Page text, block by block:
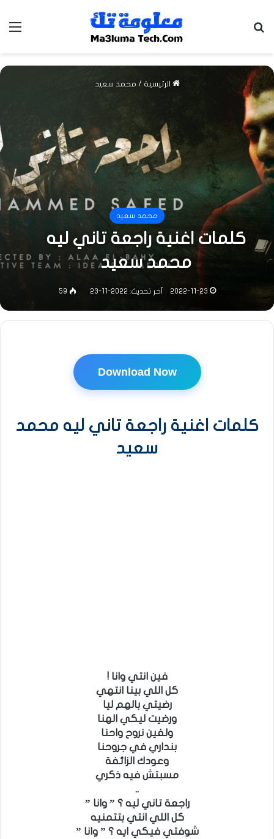
الرئيسية / محمد سعيد
محمد سعيد
كلمات اغنية راجعة تاني ليه
محمد سعيد
2022-11-23 آخر تحديث: 2022-11-23 59
Download Now
كلمات اغنية راجعة تاني ليه محمد
سعيد
فين انتي وانا !
كل اللي بينا انتهي
رضيتي بالهم ليا
ورضيت ليكي الهنا
ولفين نروح واحنا
بنداري في جروحنا
وعودك الزائفة
مسبتش فيه ذكري
..
راجعة تاني ليه ؟ ” وانا ”
كل اللي انتي بتتمنيه
شوفتي فيكي ايه ؟ ” وانا ”